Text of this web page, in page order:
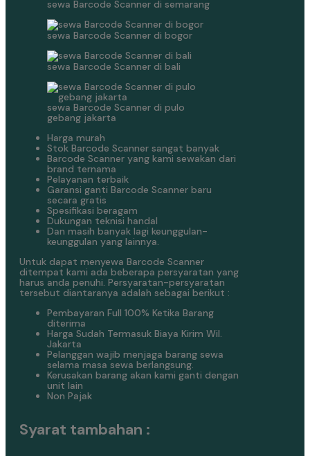
sewa Barcode Scanner di semarang
sewa Barcode Scanner di bogor
sewa Barcode Scanner di bali
sewa Barcode Scanner di pulo
gebang jakarta
Harga murah
Stok Barcode Scanner sangat banyak
Barcode Scanner yang kami sewakan dari
brand ternama
Pelayanan terbaik
Garansi ganti Barcode Scanner baru
secara gratis
Spesifikasi beragam
Dukungan teknisi handal
Dan masih banyak lagi keunggulan-
keunggulan yang lainnya.
Untuk dapat menyewa Barcode Scanner
ditempat kami ada beberapa persyaratan yang
harus anda penuhi. Persyaratan-persyaratan
tersebut diantaranya adalah sebagai berikut :
Pembayaran Full 100% Ketika Barang
diterima
Harga Sudah Termasuk Biaya Kirim Wil.
Jakarta
Pelanggan wajib menjaga barang sewa
selama masa sewa berlangsung.
Kerusakan barang akan kami ganti dengan
unit lain
Non Pajak
Syarat tambahan :